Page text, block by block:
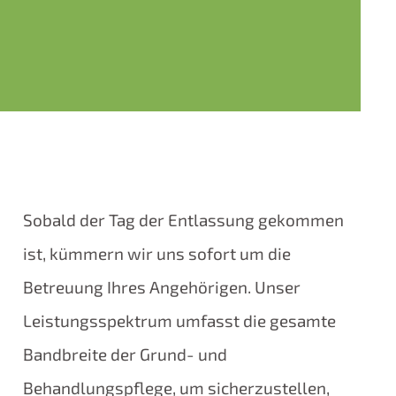
Sobald der Tag der Entlassung gekommen
ist, kümmern wir uns sofort um die
Betreuung Ihres Angehörigen. Unser
Leistungsspektrum umfasst die gesamte
Bandbreite der Grund- und
Behandlungspflege, um sicherzustellen,